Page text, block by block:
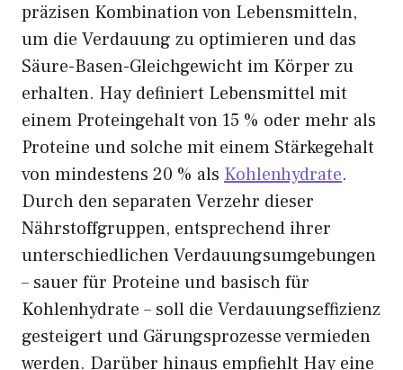
präzisen Kombination von Lebensmitteln,
um die Verdauung zu optimieren und das
Säure-Basen-Gleichgewicht im Körper zu
erhalten. Hay definiert Lebensmittel mit
einem Proteingehalt von 15 % oder mehr als
Proteine und solche mit einem Stärkegehalt
von mindestens 20 % als Kohlenhydrate.
Durch den separaten Verzehr dieser
Nährstoffgruppen, entsprechend ihrer
unterschiedlichen Verdauungsumgebungen
– sauer für Proteine und basisch für
Kohlenhydrate – soll die Verdauungseffizienz
gesteigert und Gärungsprozesse vermieden
werden. Darüber hinaus empfiehlt Hay eine